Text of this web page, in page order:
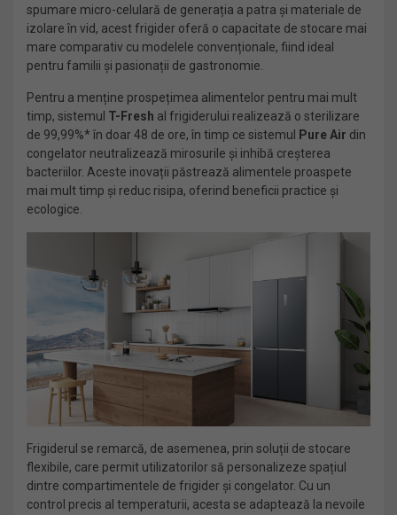
spumare micro-celulară de generația a patra și materiale de
izolare în vid, acest frigider oferă o capacitate de stocare mai
mare comparativ cu modelele convenționale, fiind ideal
pentru familii și pasionații de gastronomie.
Pentru a menține prospețimea alimentelor pentru mai mult
timp, sistemul T-Fresh al frigiderului realizează o sterilizare
de 99,99%* în doar 48 de ore, în timp ce sistemul
Pure Air din
congelator neutralizează mirosurile și inhibă creșterea
bacteriilor. Aceste inovații păstrează alimentele proaspete
mai mult timp și reduc risipa, oferind beneficii practice și
ecologice.
Frigiderul se remarcă, de asemenea, prin soluții de stocare
flexibile, care permit utilizatorilor să personalizeze spațiul
dintre compartimentele de frigider și congelator. Cu un
control precis al temperaturii, acesta se adaptează la nevoile